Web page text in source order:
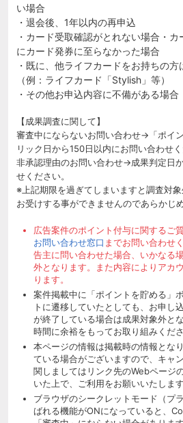
い場合
・退会後、1年以内の再申込
・カード受取確認がとれない場合・
にカード発券に至らなかった場合
・既に、他ライフカードをお持ちの方
（例：ライフカード「Stylish」等）
・その他お申込内容に不備がある場合
【成果調査に関して】
審査中にならないお問い合わせ→「ポイ
リック日から150日以内にお問い合わせく
非承認理由のお問い合わせ→成果判定日
せください。
※上記期限を過ぎてしまいますと調査対
お受けする事ができませんのであらかじ
広告案件のポイント付与に関するご
お問い合わせ窓口 までお問い合わせ
告主に問い合わせた場合、いかなる
外となります。また内容によりアカ
ります。
案件掲載中に「ポイントを貯める」
トに遷移していたとしても、お申し
が終了している場合は成果対象外と
時間に余裕をもってお取り組みくださ
本ページの情報は掲載時の情報とな
ている場合がございますので、キャ
関しましてはリンク先のWebページ
いた上で、ご利用をお願いいたします
ブラウザのシークレットモード（プ
ばれる機能がONになっていると、